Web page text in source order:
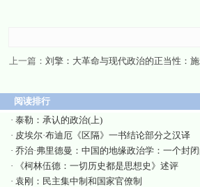
上一篇： 刘擎：大革命与现代政治的正当性：
阅读排行
· 泰勒：承认的政治(上)
· 皮埃尔·布迪厄《区隔》一书结论部分之汉译
· 乔治·弗里德曼：中国的地缘政治学：一个封
·
《柯林伍德：一切历史都是思想史》述评
· 袁刚：民主集中制和国家官僚制